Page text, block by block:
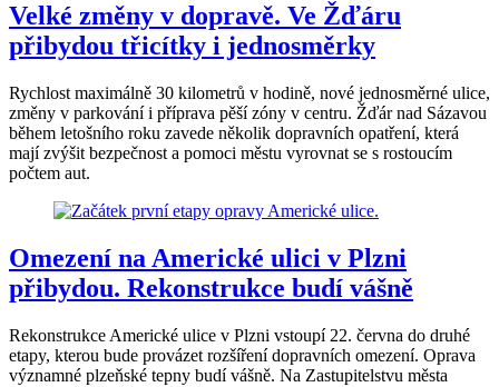
Velké změny v dopravě. Ve Žďáru
přibydou třicítky i jednosměrky
Rychlost maximálně 30 kilometrů v hodině, nové jednosměrné ulice,
změny v parkování i příprava pěší zóny v centru. Žďár nad Sázavou
během letošního roku zavede několik dopravních opatření, která
mají zvýšit bezpečnost a pomoci městu vyrovnat se s rostoucím
počtem aut.
Omezení na Americké ulici v Plzni
přibydou. Rekonstrukce budí vášně
Rekonstrukce Americké ulice v Plzni vstoupí 22. června do druhé
etapy, kterou bude provázet rozšíření dopravních omezení. Oprava
významné plzeňské tepny budí vášně. Na Zastupitelstvu města